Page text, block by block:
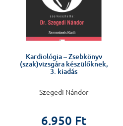
Kardiológia – Zsebkönyv
(szak)vizsgára készülőknek,
3. kiadás
Szegedi Nándor
6.950 Ft